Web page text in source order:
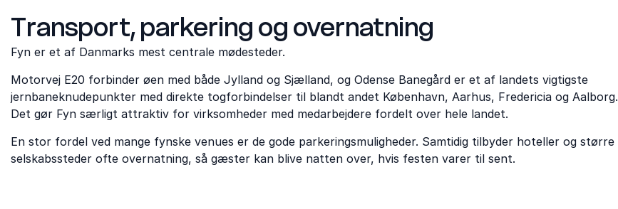
Transport, parkering og overnatning
Fyn er et af Danmarks mest centrale mødesteder.
Motorvej E20 forbinder øen med både Jylland og Sjælland, og Odense Banegård er et af landets vigtigste
jernbaneknudepunkter med direkte togforbindelser til blandt andet København, Aarhus, Fredericia og Aalborg.
Det gør Fyn særligt attraktiv for virksomheder med medarbejdere fordelt over hele landet.
En stor fordel ved mange fynske venues er de gode parkeringsmuligheder. Samtidig tilbyder hoteller og større
selskabssteder ofte overnatning, så gæster kan blive natten over, hvis festen varer til sent.